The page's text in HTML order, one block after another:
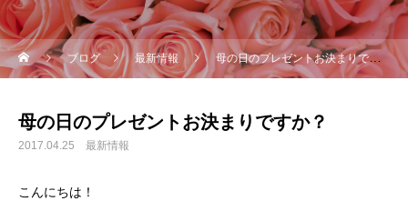
ブログ 最新情報 母の日のプレゼントお決まりですか？
母の日のプレゼントお決まりですか？
2017.04.25 最新情報
こんにちは！